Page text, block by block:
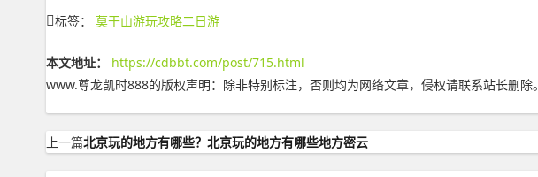
标签： 莫干山游玩攻略二日游
本文地址：
https://cdbbt.com/post/715.html
www.尊龙凯时888的版权声明： 除非特别标注，否则均为网络文章，侵权请联系站长删除。
上一篇北京玩的地方有哪些？北京玩的地方有哪些地方密云